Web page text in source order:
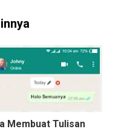
Membuat Tulisan